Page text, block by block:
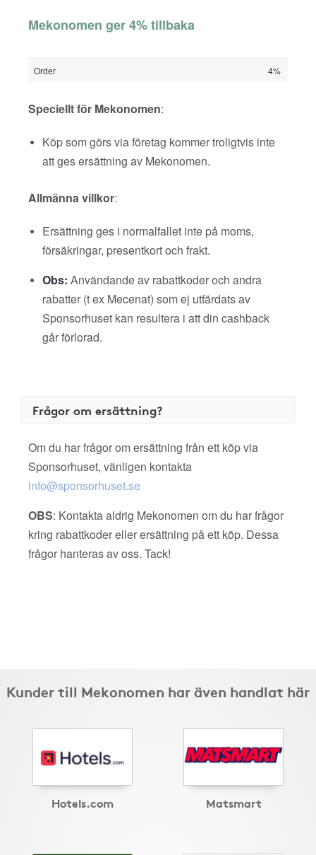
Mekonomen ger 4% tillbaka
Order 4%
Speciellt för Mekonomen:
Köp som görs via företag kommer troligtvis inte
att ges ersättning av Mekonomen.
Allmänna villkor:
Ersättning ges i normalfallet inte på moms,
försäkringar, presentkort och frakt.
Obs: Användande av rabattkoder och andra
rabatter (t ex Mecenat) som ej utfärdats av
Sponsorhuset kan resultera i att din cashback
går förlorad.
Frågor om ersättning?
Om du har frågor om ersättning från ett köp via
Sponsorhuset, vänligen kontakta
info@sponsorhuset.se
OBS: Kontakta aldrig Mekonomen om du har frågor
kring rabattkoder eller ersättning på ett köp. Dessa
frågor hanteras av oss. Tack!
Kunder till Mekonomen har även handlat här
Hotels.com Matsmart